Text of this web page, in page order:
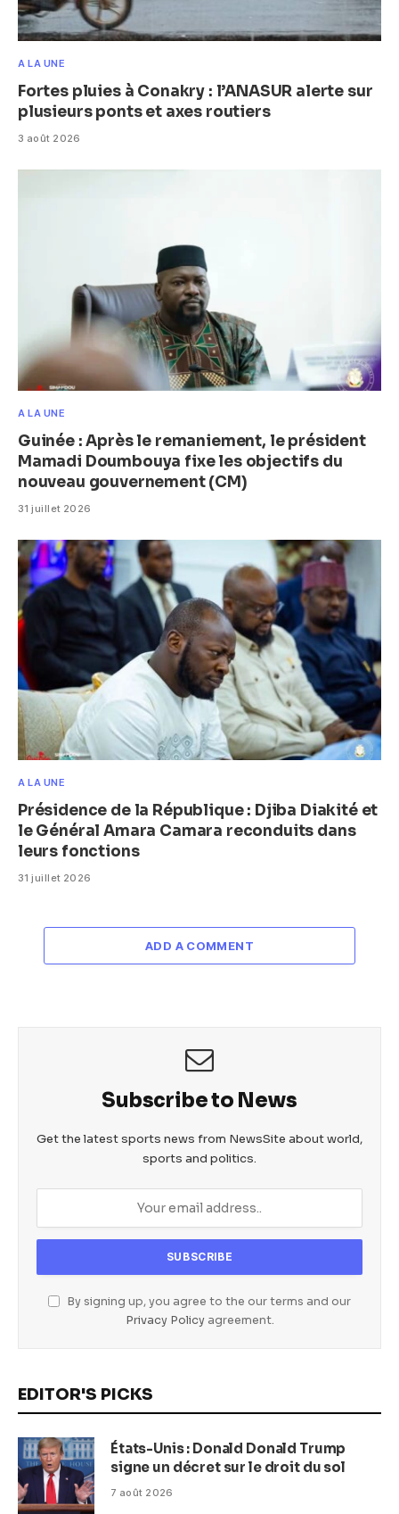
A LA UNE
Fortes pluies à Conakry : l’ANASUR alerte sur
plusieurs ponts et axes routiers
3 août 2026
A LA UNE
Guinée : Après le remaniement, le président
Mamadi Doumbouya fixe les objectifs du
nouveau gouvernement (CM)
31 juillet 2026
A LA UNE
Présidence de la République : Djiba Diakité et
le Général Amara Camara reconduits dans
leurs fonctions
31 juillet 2026
ADD A COMMENT
Subscribe to News
Get the latest sports news from NewsSite about world,
sports and politics.
By signing up, you agree to the our terms and our
Privacy Policyagreement.
EDITOR'S PICKS
États-Unis : Donald Donald Trump
signe un décret sur le droit du sol
7 août 2026